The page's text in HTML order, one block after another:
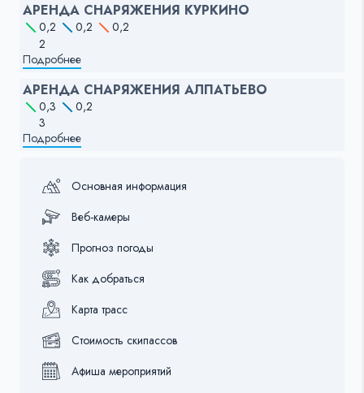
АРЕНДА СНАРЯЖЕНИЯ КУРКИНО
0,2 0,2
0,2
2
Подробнее
АРЕНДА СНАРЯЖЕНИЯ АЛПАТЬЕВО
0,3
0,2
3
Подробнее
Основная информация
Веб-камеры
Прогноз погоды
Как добраться
Карта трасс
Стоимость скипассов
Афиша мероприятий